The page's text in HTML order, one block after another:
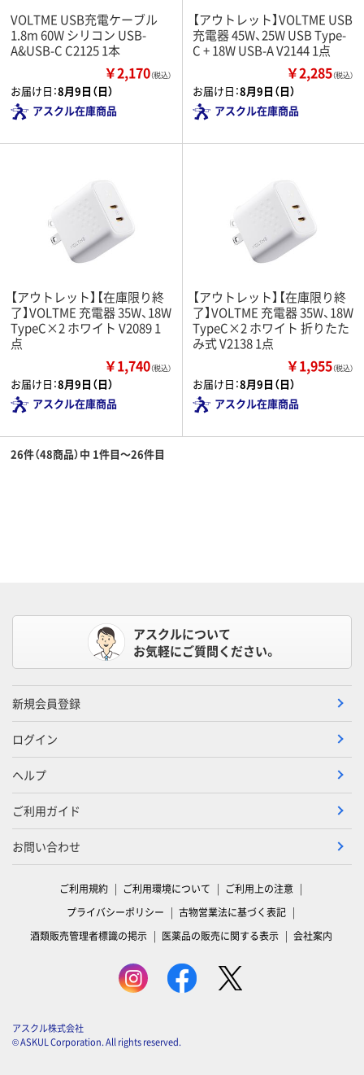
VOLTME USB充電ケーブル
1.8m 60W シリコン USB-
A&USB-C C2125 1本
￥2,170（税込）
お届け日：8月9日（日）
アスクル在庫商品
【アウトレット】VOLTME USB
充電器 45W、25W USB Type-
C + 18W USB-A V2144 1点
￥2,285（税込）
お届け日：8月9日（日）
アスクル在庫商品
【アウトレット】【在庫限り終
了】VOLTME 充電器 35W、18W
TypeC×2 ホワイト V2089 1
点
￥1,740（税込）
お届け日：8月9日（日）
アスクル在庫商品
【アウトレット】【在庫限り終
了】VOLTME 充電器 35W、18W
TypeC×2 ホワイト 折りたた
み式 V2138 1点
￥1,955（税込）
お届け日：8月9日（日）
アスクル在庫商品
26件（48商品）中 1件目～26件目
アスクルについて
お気軽にご質問ください。
新規会員登録
ログイン
ヘルプ
ご利用ガイド
お問い合わせ
ご利用規約 ご利用環境について
ご利用上の注意
プライバシーポリシー
古物営業法に基づく表記
酒類販売管理者標識の掲示
医薬品の販売に関する表示 会社案内
アスクル株式会社
© ASKUL Corporation. All rights reserved.